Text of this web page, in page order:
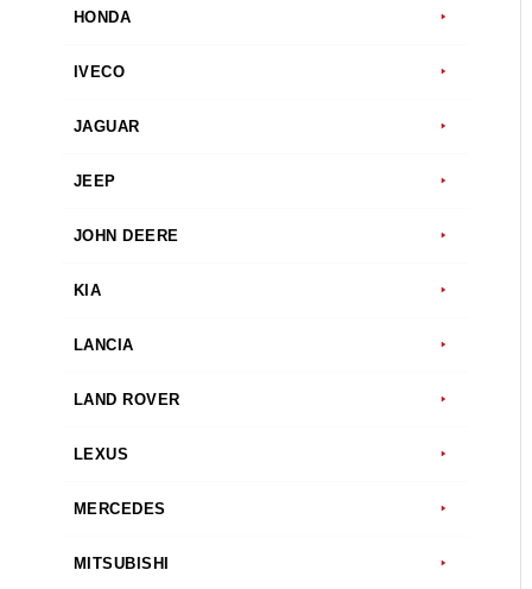
HONDA
IVECO
JAGUAR
JEEP
JOHN DEERE
KIA
LANCIA
LAND ROVER
LEXUS
MERCEDES
MITSUBISHI